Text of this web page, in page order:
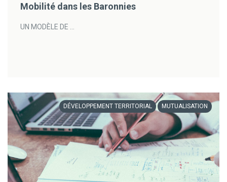
Mobilité dans les Baronnies
UN MODÈLE DE ...
DÉVELOPPEMENT TERRITORIAL MUTUALISATION